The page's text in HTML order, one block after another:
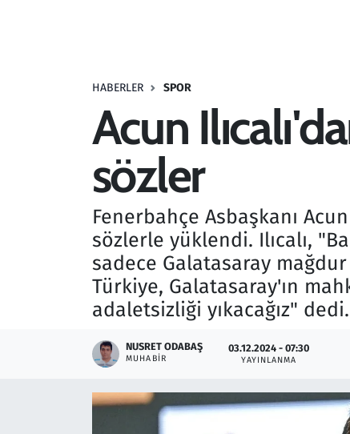
HABERLER SPOR
Acun
sözler
Fenerbahçe Asbaşkanı
sözlerle yüklendi. Ilıcalı,
sadece Galatasaray
Türkiye, Galatasaray'ın
adaletsizliği yıkacağız" dedi.
NUSRET ODABAŞ
MUHABIR
03.12.2024 - 07:30
YAYINLANMA
Savunma Sanayi
Teknoloji ve Bilim